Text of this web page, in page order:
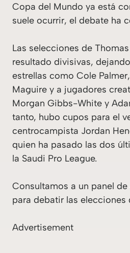
Copa del Mundo ya está
suele ocurrir, el debate ha
Las selecciones de
resultado divisivas,
estrellas como Cole
Maguire y a jugadores
Morgan Gibbs-White y
tanto, hubo cupos para el
centrocampista Jordan
quien ha pasado las dos
la Saudi Pro League.
Consultamos a un panel de
para debatir las elecciones
Advertisement